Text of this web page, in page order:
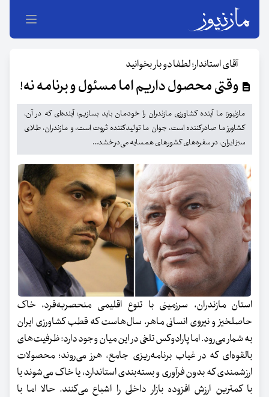
آقای استاندار؛ لطفا دو بار بخوانید
وقتی محصول داریم اما مسئول و برنامه نه!
مازنیوز: ما آینده کشاورزی مازندران را خودمان باید بسازیم؛ آینده‌ای که در آن،
کشاورز ما صادرکننده است، جوان ما تولیدکننده ثروت است، و مازندران، طلای
سبز ایران، در سفره‌های کشورهای همسایه می‌درخشد...
استان مازندران، سرزمینی با تنوع اقلیمی منحصربه‌فرد، خاک
حاصلخیز و نیروی انسانی ماهر، سال‌هاست که قطب کشاورزی ایران
به شمار می‌رود. اما پارادوکس تلخی در این میان وجود دارد: ظرفیت‌های
بالقوه‌ای که در غیاب برنامه‌ریزی جامع، هرز می‌روند؛ محصولات
ارزشمندی که بدون فرآوری و بسته‌بندی استاندارد، یا خاک می‌شوند یا
با کمترین ارزش افزوده بازار داخلی را اشباع می‌کنند. حالا اما با